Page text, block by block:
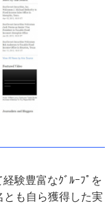
経験豊富なｸﾞﾙｰﾌﾟを
も自ら獲得した実